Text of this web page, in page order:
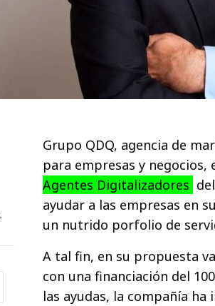
Grupo QDQ, agencia de
para empresas y
Agentes Digitalizadores
ayudar a las empresas en
un nutrido porfolio de
A tal fin, en su propuesta
con una financiación del
las ayudas, la compañía